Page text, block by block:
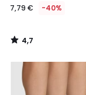
7,79 € -40%
4,7
/